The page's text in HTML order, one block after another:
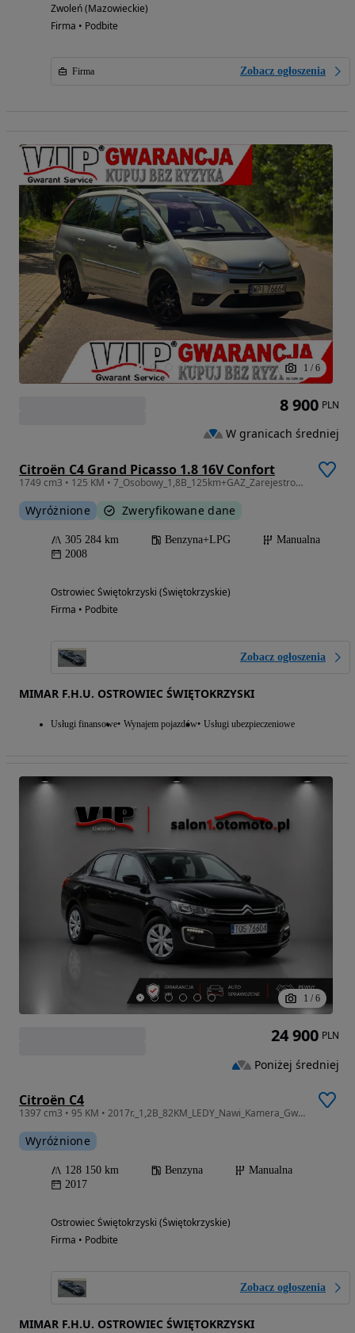
Zwoleń (Mazowieckie)
Firma • Podbite
Firma Zobacz ogłoszenia
1 / 6
Citroën C4 Grand Picasso 1.8 16V Confort
1749 cm3 • 125 KM • 7_Osobowy_1,8B_125km+GAZ_Zarejestrowany_Gwarancja_12m.
Wyróżnione Zweryfikowane dane
305 284 km Benzyna+LPG
Manualna
2008
Ostrowiec Świętokrzyski (Świętokrzyskie)
Firma • Podbite
Zobacz ogłoszenia
MIMAR F.H.U. OSTROWIEC ŚWIĘTOKRZYSKI
Usługi finansowe Wynajem pojazdów Usługi ubezpieczeniowe
8 900 PLN
W granicach średniej
1 / 6
Citroën C4
1397 cm3 • 95 KM • 2017r._1,2B_82KM_LEDY_Nawi_Kamera_Gwarancja_12m.
Wyróżnione
128 150 km Benzyna
Manualna
2017
Ostrowiec Świętokrzyski (Świętokrzyskie)
Firma • Podbite
Zobacz ogłoszenia
MIMAR F.H.U. OSTROWIEC ŚWIĘTOKRZYSKI
24 900 PLN
Poniżej średniej